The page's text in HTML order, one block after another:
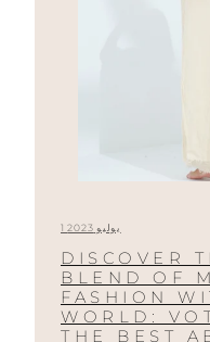
1 يوليو 2023
DISCOVER
BLEND OF
FASHION
WORLD:
THE BEST